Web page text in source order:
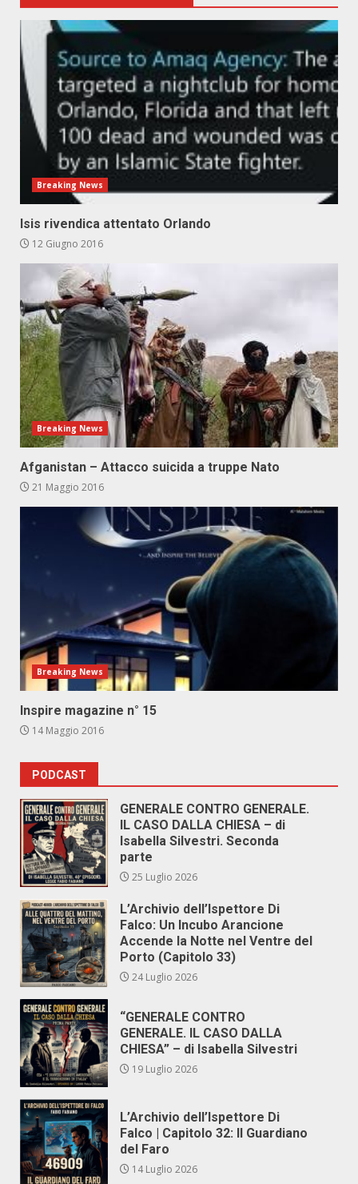
Breaking News
Isis rivendica attentato Orlando
12 Giugno 2016
Breaking News
Afganistan – Attacco suicida a truppe Nato
21 Maggio 2016
Breaking News
Inspire magazine n° 15
14 Maggio 2016
PODCAST
GENERALE CONTRO GENERALE.
IL CASO DALLA CHIESA – di
Isabella Silvestri. Seconda
parte
25 Luglio 2026
L’Archivio dell’Ispettore Di
Falco: Un Incubo Arancione
Accende la Notte nel Ventre del
Porto (Capitolo 33)
24 Luglio 2026
“GENERALE CONTRO
GENERALE. IL CASO DALLA
CHIESA” – di Isabella Silvestri
19 Luglio 2026
L’Archivio dell’Ispettore Di
Falco | Capitolo 32: Il Guardiano
del Faro
14 Luglio 2026